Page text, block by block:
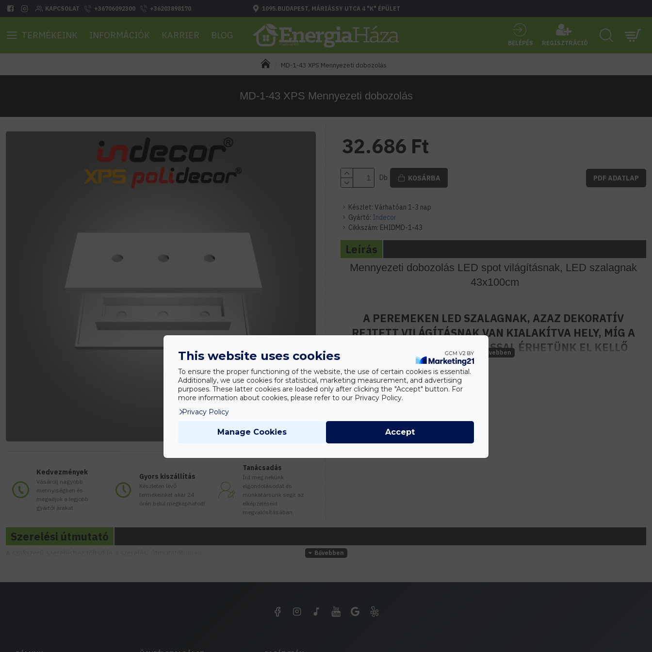
KAPCSOLAT +36706092300 +36203898170 1095.BUDAPEST, MÁRIÁSSY UTCA 4 "K" ÉPÜLET
TERMÉKEINK INFORMÁCIÓK KARRIER BLOG
BELÉPÉS REGISZTRÁCIÓ
MD-1-43 XPS Mennyezeti dobozolás
MD-1-43 XPS Mennyezeti dobozolás
Kedvezmények
Vásárolj nagyobb
mennyiségben és
megadjuk a legjobb
gyártói árakat.
Gyors kiszállítás
Készleten lévő
termékeinket akár 24
órán belül megkaphatod!
Tanácsadás
Írd meg nekünk
elgondolásodat és
munkatársunk segít az
elképzeléseid
megvalósításában.
Készlet: Várhatóan 1-3 nap
Gyártó: Indecor
Cikkszám: EHIDMD-1-43
32.686 Ft
Db KOSÁRBA PDF ADATLAP
Leírás
Mennyezeti dobozolás LED spot világításnak, LED szalagnak
43x100cm
A PEREMEKEN LED SZALAGNAK, AZAZ DEKORATÍV
REJTETT VILÁGÍTÁSNAK VAN KIALAKÍTVA HELY, MÍG A
KÖZEPÉN SPOT VILÁGÍTÁSSAL ÉRHETÜNK EL KELLŐ
BELTÉRI FÉNYT.
A mennyezeti dobozolás egyszerű módja a direkt és indirekt LED világítás
kialakításának , mindemellett lehetőséget nyújt a mennyezet hibáinak,
egyenetlenségeinek (panelhézagok a mennyezeten) elrejtésére is.
Szerelési útmutató
This website uses cookies
To ensure the proper functioning of the website, the use of certain cookies is essential.
Additionally, we use cookies for statistical, marketing measurement, and advertising
purposes. These latter cookies are loaded only after clicking the "Accept" button. For
more information about cookies, please refer to our Privacy Policy.
Privacy Policy
Manage Cookies Accept